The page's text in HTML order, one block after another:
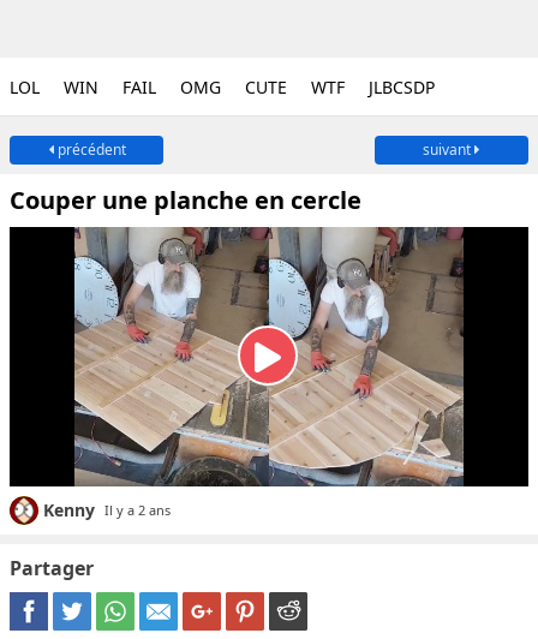
LOL WIN FAIL OMG CUTE WTF JLBCSDP
précédent suivant
Couper une planche en cercle
Kenny Il y a 2 ans
Partager